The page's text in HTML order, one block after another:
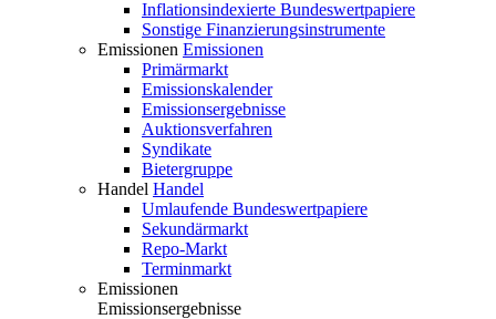
Inflationsindexierte Bundeswertpapiere
Sonstige Finanzierungsinstrumente
Emissionen Emissionen
Primärmarkt
Emissionskalender
Emissionsergebnisse
Auktionsverfahren
Syndikate
Bietergruppe
Handel Handel
Umlaufende Bundeswertpapiere
Sekundärmarkt
Repo-Markt
Terminmarkt
Emissionen
Emissionsergebnisse